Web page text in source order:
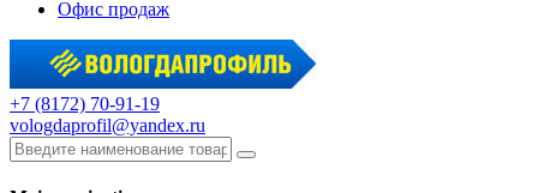
Офис продаж
+7 (8172) 70-91-19
vologdaprofil@yandex.ru